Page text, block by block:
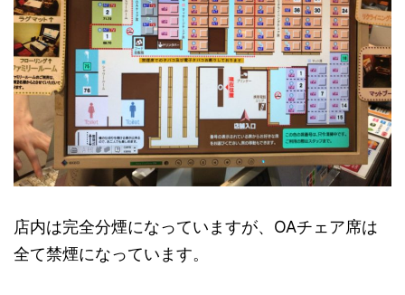
店内は完全分煙になっていますが、OAチェア席は
全て禁煙になっています。